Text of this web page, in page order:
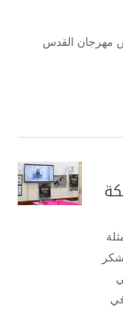
مهرجان القدس